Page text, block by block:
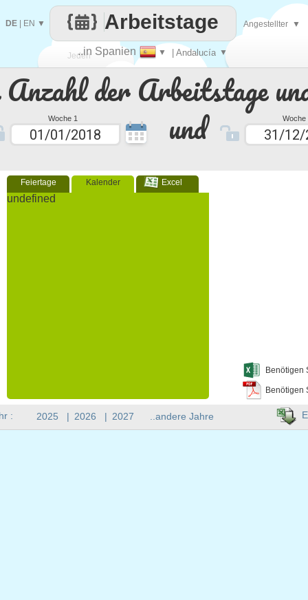
Anzahl der Arbeitstage
Woche 1 und Woche
Feiertage Kalender Excel
undefined
Benötigen
Benötigen
Jeden
Tag
..in Spanien ▼ | Andalucía ▼
Arbeitstage
DE EN ▼ Angestellter ▼
: 2025 | 2026 | 2027 ..andere Jahre